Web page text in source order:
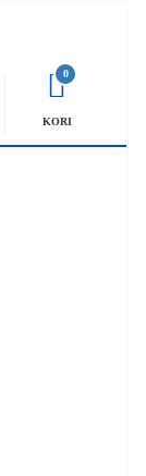
0
KORI